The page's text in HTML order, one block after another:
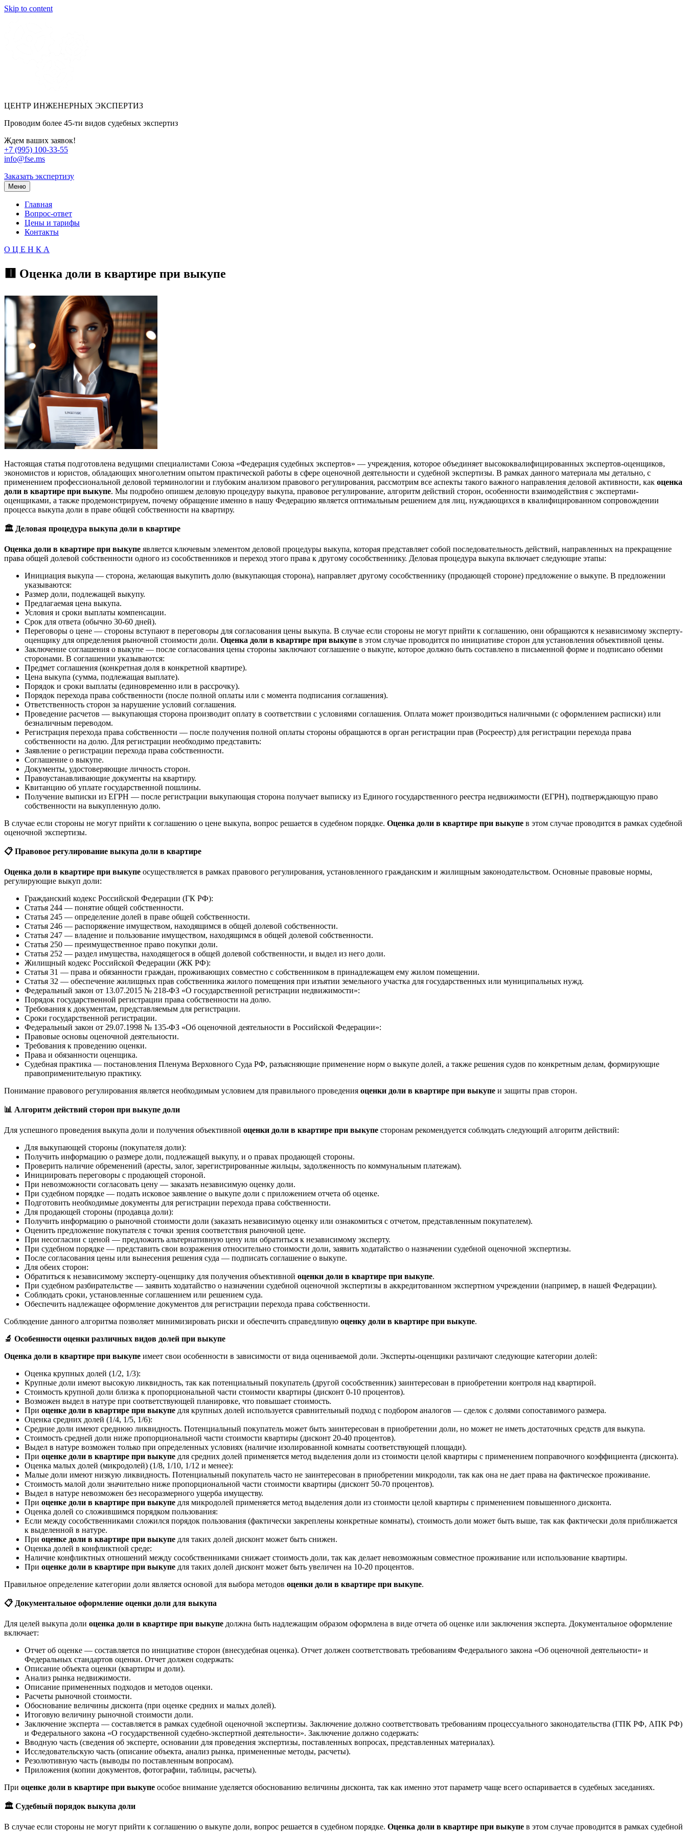
Skip to content
ЦЕНТР ИНЖЕНЕРНЫХ ЭКСПЕРТИЗ
Проводим более 45-ти видов судебных экспертиз
Ждем ваших заявок!
+7 (995) 100-33-55
info@fse.ms
Заказать экспертизу
Меню
Главная
Вопрос-ответ
Цены и тарифы
Контакты
О Ц Е Н К А
🟥 Оценка доли в квартире при выкупе
Настоящая статья подготовлена ведущими специалистами Союза «Федерация судебных экспертов» — учреждения, которое объединяет высококвалифицированных экспертов-оценщиков,
экономистов и юристов, обладающих многолетним опытом практической работы в сфере оценочной деятельности и судебной экспертизы. В рамках данного материала мы детально, с
применением профессиональной деловой терминологии и глубоким анализом правового регулирования, рассмотрим все аспекты такого важного направления деловой активности, как оценка
доли в квартире при выкупе. Мы подробно опишем деловую процедуру выкупа, правовое регулирование, алгоритм действий сторон, особенности взаимодействия с экспертами-
оценщиками, а также продемонстрируем, почему обращение именно в нашу Федерацию является оптимальным решением для лиц, нуждающихся в квалифицированном сопровождении
процесса выкупа доли в праве общей собственности на квартиру.
🏛 ️ Деловая процедура выкупа доли в квартире
Оценка доли в квартире при выкупе является ключевым элементом деловой процедуры выкупа, которая представляет собой последовательность действий, направленных на прекращение
права общей долевой собственности одного из сособственников и переход этого права к другому сособственнику. Деловая процедура выкупа включает следующие этапы:
Инициация выкупа — сторона, желающая выкупить долю (выкупающая сторона), направляет другому сособственнику (продающей стороне) предложение о выкупе. В предложении
указываются:
Размер доли, подлежащей выкупу.
Предлагаемая цена выкупа.
Условия и сроки выплаты компенсации.
Срок для ответа (обычно 30-60 дней).
Переговоры о цене — стороны вступают в переговоры для согласования цены выкупа. В случае если стороны не могут прийти к соглашению, они обращаются к независимому эксперту-
оценщику для определения рыночной стоимости доли. Оценка доли в квартире при выкупе в этом случае проводится по инициативе сторон для установления объективной цены.
Заключение соглашения о выкупе — после согласования цены стороны заключают соглашение о выкупе, которое должно быть составлено в письменной форме и подписано обеими
сторонами. В соглашении указываются:
Предмет соглашения (конкретная доля в конкретной квартире).
Цена выкупа (сумма, подлежащая выплате).
Порядок и сроки выплаты (единовременно или в рассрочку).
Порядок перехода права собственности (после полной оплаты или с момента подписания соглашения).
Ответственность сторон за нарушение условий соглашения.
Проведение расчетов — выкупающая сторона производит оплату в соответствии с условиями соглашения. Оплата может производиться наличными (с оформлением расписки) или
безналичным переводом.
Регистрация перехода права собственности — после получения полной оплаты стороны обращаются в орган регистрации прав (Росреестр) для регистрации перехода права
собственности на долю. Для регистрации необходимо представить:
Заявление о регистрации перехода права собственности.
Соглашение о выкупе.
Документы, удостоверяющие личность сторон.
Правоустанавливающие документы на квартиру.
Квитанцию об уплате государственной пошлины.
Получение выписки из ЕГРН — после регистрации выкупающая сторона получает выписку из Единого государственного реестра недвижимости (ЕГРН), подтверждающую право
собственности на выкупленную долю.
В случае если стороны не могут прийти к соглашению о цене выкупа, вопрос решается в судебном порядке. Оценка доли в квартире при выкупе в этом случае проводится в рамках судебной
оценочной экспертизы.
📋 Правовое регулирование выкупа доли в квартире
Оценка доли в квартире при выкупе осуществляется в рамках правового регулирования, установленного гражданским и жилищным законодательством. Основные правовые нормы,
регулирующие выкуп доли:
Гражданский кодекс Российской Федерации (ГК РФ):
Статья 244 — понятие общей собственности.
Статья 245 — определение долей в праве общей собственности.
Статья 246 — распоряжение имуществом, находящимся в общей долевой собственности.
Статья 247 — владение и пользование имуществом, находящимся в общей долевой собственности.
Статья 250 — преимущественное право покупки доли.
Статья 252 — раздел имущества, находящегося в общей долевой собственности, и выдел из него доли.
Жилищный кодекс Российской Федерации (ЖК РФ):
Статья 31 — права и обязанности граждан, проживающих совместно с собственником в принадлежащем ему жилом помещении.
Статья 32 — обеспечение жилищных прав собственника жилого помещения при изъятии земельного участка для государственных или муниципальных нужд.
Федеральный закон от 13.07.2015 № 218-ФЗ «О государственной регистрации недвижимости»:
Порядок государственной регистрации права собственности на долю.
Требования к документам, представляемым для регистрации.
Сроки государственной регистрации.
Федеральный закон от 29.07.1998 № 135-ФЗ «Об оценочной деятельности в Российской Федерации»:
Правовые основы оценочной деятельности.
Требования к проведению оценки.
Права и обязанности оценщика.
Судебная практика — постановления Пленума Верховного Суда РФ, разъясняющие применение норм о выкупе долей, а также решения судов по конкретным делам, формирующие
правоприменительную практику.
Понимание правового регулирования является необходимым условием для правильного проведения оценки доли в квартире при выкупе и защиты прав сторон.
📊 Алгоритм действий сторон при выкупе доли
Для успешного проведения выкупа доли и получения объективной оценки доли в квартире при выкупе сторонам рекомендуется соблюдать следующий алгоритм действий:
Для выкупающей стороны (покупателя доли):
Получить информацию о размере доли, подлежащей выкупу, и о правах продающей стороны.
Проверить наличие обременений (аресты, залог, зарегистрированные жильцы, задолженность по коммунальным платежам).
Инициировать переговоры с продающей стороной.
При невозможности согласовать цену — заказать независимую оценку доли.
При судебном порядке — подать исковое заявление о выкупе доли с приложением отчета об оценке.
Подготовить необходимые документы для регистрации перехода права собственности.
Для продающей стороны (продавца доли):
Получить информацию о рыночной стоимости доли (заказать независимую оценку или ознакомиться с отчетом, представленным покупателем).
Оценить предложение покупателя с точки зрения соответствия рыночной цене.
При несогласии с ценой — предложить альтернативную цену или обратиться к независимому эксперту.
При судебном порядке — представить свои возражения относительно стоимости доли, заявить ходатайство о назначении судебной оценочной экспертизы.
После согласования цены или вынесения решения суда — подписать соглашение о выкупе.
Для обеих сторон:
Обратиться к независимому эксперту-оценщику для получения объективной оценки доли в квартире при выкупе.
При судебном разбирательстве — заявить ходатайство о назначении судебной оценочной экспертизы в аккредитованном экспертном учреждении (например, в нашей Федерации).
Соблюдать сроки, установленные соглашением или решением суда.
Обеспечить надлежащее оформление документов для регистрации перехода права собственности.
Соблюдение данного алгоритма позволяет минимизировать риски и обеспечить справедливую оценку доли в квартире при выкупе.
🔬 Особенности оценки различных видов долей при выкупе
Оценка доли в квартире при выкупе имеет свои особенности в зависимости от вида оцениваемой доли. Эксперты-оценщики различают следующие категории долей:
Оценка крупных долей (1/2, 1/3):
Крупные доли имеют высокую ликвидность, так как потенциальный покупатель (другой сособственник) заинтересован в приобретении контроля над квартирой.
Стоимость крупной доли близка к пропорциональной части стоимости квартиры (дисконт 0-10 процентов).
Возможен выдел в натуре при соответствующей планировке, что повышает стоимость.
При оценке доли в квартире при выкупе для крупных долей используется сравнительный подход с подбором аналогов — сделок с долями сопоставимого размера.
Оценка средних долей (1/4, 1/5, 1/6):
Средние доли имеют среднюю ликвидность. Потенциальный покупатель может быть заинтересован в приобретении доли, но может не иметь достаточных средств для выкупа.
Стоимость средней доли ниже пропорциональной части стоимости квартиры (дисконт 20-40 процентов).
Выдел в натуре возможен только при определенных условиях (наличие изолированной комнаты соответствующей площади).
При оценке доли в квартире при выкупе для средних долей применяется метод выделения доли из стоимости целой квартиры с применением поправочного коэффициента (дисконта).
Оценка малых долей (микродолей) (1/8, 1/10, 1/12 и менее):
Малые доли имеют низкую ликвидность. Потенциальный покупатель часто не заинтересован в приобретении микродоли, так как она не дает права на фактическое проживание.
Стоимость малой доли значительно ниже пропорциональной части стоимости квартиры (дисконт 50-70 процентов).
Выдел в натуре невозможен без несоразмерного ущерба имуществу.
При оценке доли в квартире при выкупе для микродолей применяется метод выделения доли из стоимости целой квартиры с применением повышенного дисконта.
Оценка долей со сложившимся порядком пользования:
Если между сособственниками сложился порядок пользования (фактически закреплены конкретные комнаты), стоимость доли может быть выше, так как фактически доля приближается
к выделенной в натуре.
При оценке доли в квартире при выкупе для таких долей дисконт может быть снижен.
Оценка долей в конфликтной среде:
Наличие конфликтных отношений между сособственниками снижает стоимость доли, так как делает невозможным совместное проживание или использование квартиры.
При оценке доли в квартире при выкупе для таких долей дисконт может быть увеличен на 10-20 процентов.
Правильное определение категории доли является основой для выбора методов оценки доли в квартире при выкупе.
📋 Документальное оформление оценки доли для выкупа
Для целей выкупа доли оценка доли в квартире при выкупе должна быть надлежащим образом оформлена в виде отчета об оценке или заключения эксперта. Документальное оформление
включает:
Отчет об оценке — составляется по инициативе сторон (внесудебная оценка). Отчет должен соответствовать требованиям Федерального закона «Об оценочной деятельности» и
Федеральных стандартов оценки. Отчет должен содержать:
Описание объекта оценки (квартиры и доли).
Анализ рынка недвижимости.
Описание примененных подходов и методов оценки.
Расчеты рыночной стоимости.
Обоснование величины дисконта (при оценке средних и малых долей).
Итоговую величину рыночной стоимости доли.
Заключение эксперта — составляется в рамках судебной оценочной экспертизы. Заключение должно соответствовать требованиям процессуального законодательства (ГПК РФ, АПК РФ)
и Федерального закона «О государственной судебно-экспертной деятельности». Заключение должно содержать:
Вводную часть (сведения об эксперте, основании для проведения экспертизы, поставленных вопросах, представленных материалах).
Исследовательскую часть (описание объекта, анализ рынка, примененные методы, расчеты).
Резолютивную часть (выводы по поставленным вопросам).
Приложения (копии документов, фотографии, таблицы, расчеты).
При оценке доли в квартире при выкупе особое внимание уделяется обоснованию величины дисконта, так как именно этот параметр чаще всего оспаривается в судебных заседаниях.
🏛 ️ Судебный порядок выкупа доли
В случае если стороны не могут прийти к соглашению о выкупе доли, вопрос решается в судебном порядке. Оценка доли в квартире при выкупе в этом случае проводится в рамках судебной